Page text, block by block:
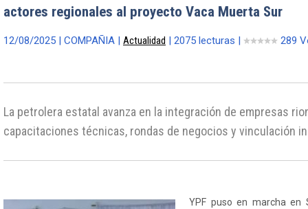
actores regionales al proyecto Vaca Muerta Sur
12/08/2025 | COMPAÑIA | Actualidad | 2075 lecturas | 289
La petrolera estatal avanza en la integración de empresas
capacitaciones técnicas, rondas de negocios y vinculación
YPF puso en marcha en